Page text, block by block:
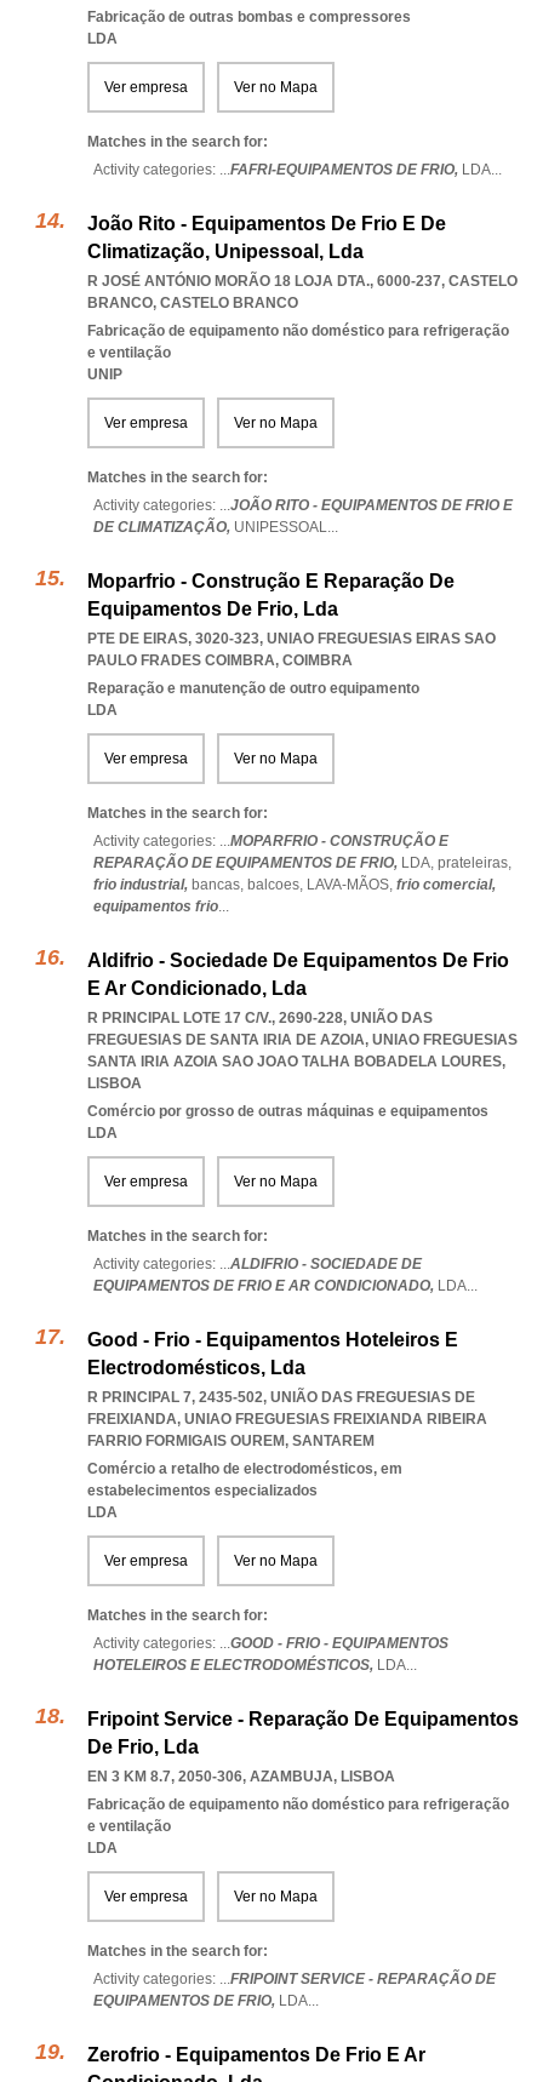
Fabricação de outras bombas e compressores
LDA
Ver empresa Ver no Mapa
Matches in the search for:
Activity categories: ...FAFRI-EQUIPAMENTOS DE FRIO, LDA...
João Rito - Equipamentos De Frio E De
Climatização, Unipessoal, Lda
R JOSÉ ANTÓNIO MORÃO 18 LOJA DTA., 6000-237, CASTELO
BRANCO, CASTELO BRANCO
Fabricação de equipamento não doméstico para refrigeração
e ventilação
UNIP
Ver empresa Ver no Mapa
Matches in the search for:
Activity categories: ...JOÃO RITO - EQUIPAMENTOS DE FRIO E
DE CLIMATIZAÇÃO, UNIPESSOAL...
Moparfrio - Construção E Reparação De
Equipamentos De Frio, Lda
PTE DE EIRAS, 3020-323, UNIAO FREGUESIAS EIRAS SAO
PAULO FRADES COIMBRA, COIMBRA
Reparação e manutenção de outro equipamento
LDA
Ver empresa Ver no Mapa
Matches in the search for:
Activity categories: ...MOPARFRIO - CONSTRUÇÃO E
REPARAÇÃO DE EQUIPAMENTOS DE FRIO, LDA, prateleiras,
frio industrial, bancas, balcoes, LAVA-MÃOS, frio comercial,
equipamentos frio...
Aldifrio - Sociedade De Equipamentos De Frio
E Ar Condicionado, Lda
R PRINCIPAL LOTE 17 C/V., 2690-228, UNIÃO DAS
FREGUESIAS DE SANTA IRIA DE AZOIA, UNIAO FREGUESIAS
SANTA IRIA AZOIA SAO JOAO TALHA BOBADELA LOURES,
LISBOA
Comércio por grosso de outras máquinas e equipamentos
LDA
Ver empresa Ver no Mapa
Matches in the search for:
Activity categories: ...ALDIFRIO - SOCIEDADE DE
EQUIPAMENTOS DE FRIO E AR CONDICIONADO, LDA...
Good - Frio - Equipamentos Hoteleiros E
Electrodomésticos, Lda
R PRINCIPAL 7, 2435-502, UNIÃO DAS FREGUESIAS DE
FREIXIANDA, UNIAO FREGUESIAS FREIXIANDA RIBEIRA
FARRIO FORMIGAIS OUREM, SANTAREM
Comércio a retalho de electrodomésticos, em
estabelecimentos especializados
LDA
Ver empresa Ver no Mapa
Matches in the search for:
Activity categories: ...GOOD - FRIO - EQUIPAMENTOS
HOTELEIROS E ELECTRODOMÉSTICOS, LDA...
Fripoint Service - Reparação De Equipamentos
De Frio, Lda
EN 3 KM 8.7, 2050-306, AZAMBUJA, LISBOA
Fabricação de equipamento não doméstico para refrigeração
e ventilação
LDA
Ver empresa Ver no Mapa
Matches in the search for:
Activity categories: ...FRIPOINT SERVICE - REPARAÇÃO DE
EQUIPAMENTOS DE FRIO, LDA...
Zerofrio - Equipamentos De Frio E Ar